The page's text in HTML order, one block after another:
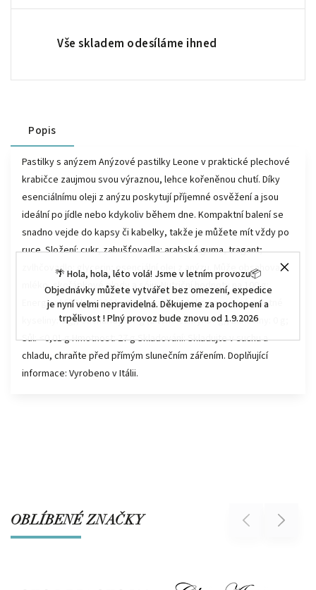
🌴 Hola, hola, léto volá! Jsme v letním provozu📦
Objednávky můžete vytvářet bez omezení, expedice
je nyní velmi nepravidelná. Děkujeme za pochopení a
trpělivost ! Plný provoz bude znovu od 1.9.2026
Vše skladem odesíláme ihned
Popis
Pastilky s anýzem Anýzové pastilky Leone v praktické plechové
krabičce zaujmou svou výraznou, lehce kořeněnou chutí. Díky
esenciálnímu oleji z anýzu poskytují příjemné osvěžení a jsou
ideální po jídle nebo kdykoliv během dne. Kompaktní balení se
snadno vejde do kapsy či kabelky, takže je můžete mít vždy po
ruce. Složení: cukr, zahušťovadla: arabská guma, tragant;
zvlhčovadlo: glycerin; esenciální olej z anýzu. Může obsahovat
mléko, skořápkové plody a sóju. Nutriční hodnoty na 100 g:
Energie: 1658 kJ / 390 kcal; Tuky: 0 g (z toho nasycené mastné
kyseliny: 0 g); Sacharidy: 97 g (z toho cukry: 97 g); Bílkoviny: 0 g;
Sůl: <0,01 g Hmotnost: 27 g Skladování: Skladujte v suchu a
chladu, chraňte před přímým slunečním zářením. Doplňující
informace: Vyrobeno v Itálii.
OBLÍBENÉ ZNAČKY Previous Next